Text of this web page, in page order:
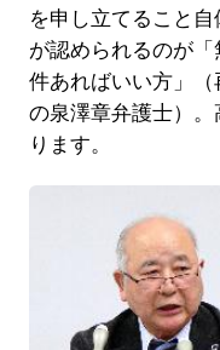
を申し立てること
が認められるのが
件あればいい方」
の泉澤章弁護士）
ります。